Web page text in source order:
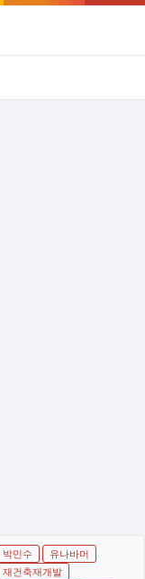
박민수
유나바머
재건축재개발